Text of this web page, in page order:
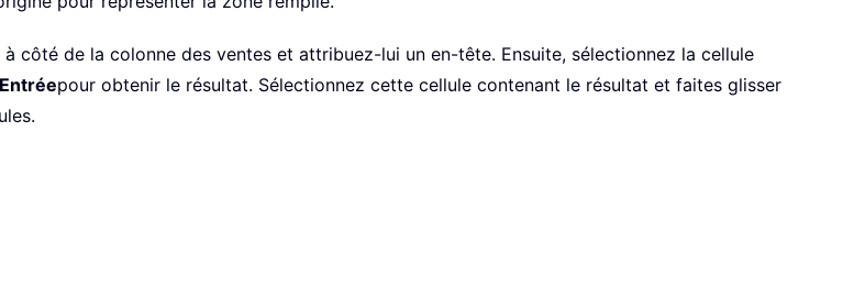
côté de la colonne des ventes et attribuez-lui un en-tête. Ensuite, sélectionnez la cellule
Entréepour obtenir le résultat. Sélectionnez cette cellule contenant le résultat et faites glisser